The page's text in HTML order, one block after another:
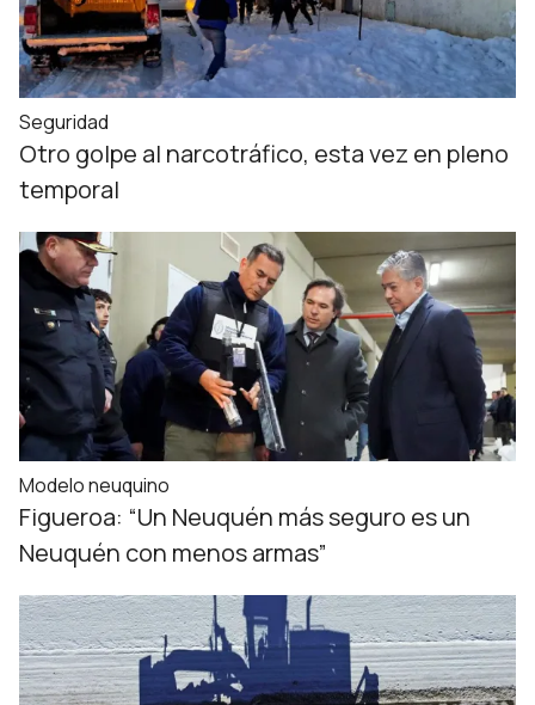
Seguridad
Otro golpe al narcotráfico, esta vez en pleno
temporal
Modelo neuquino
Figueroa: “Un Neuquén más seguro es un
Neuquén con menos armas”